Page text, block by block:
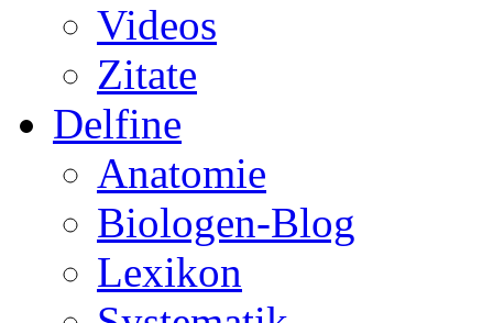
Videos
Zitate
Delfine
Anatomie
Biologen-Blog
Lexikon